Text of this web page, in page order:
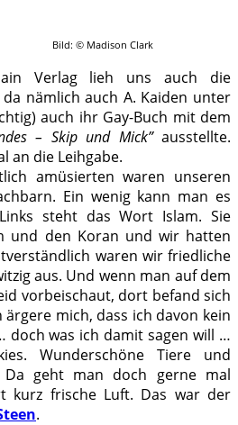
Bild: © Madison Clark
Verlag lieh uns auch die
da nämlich auch A. Kaiden unter
auch ihr Gay-Buch mit dem
– Skip und Mick”ausstellte.
an die Leihgabe.
amüsierten waren unseren
Ein wenig kann man es
steht das Wort Islam. Sie
und den Koran und wir hatten
waren wir friedliche
aus. Und wenn man auf dem
vorbeischaut, dort befand sich
ärgere mich, dass ich davon kein
doch was ich damit sagen will …
Wunderschöne Tiere und
Da geht man doch gerne mal
kurz frische Luft. Das war der
.